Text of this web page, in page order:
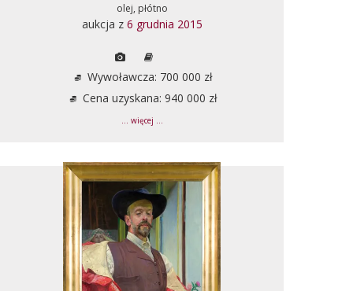
olej, płótno
aukcja z 6 grudnia 2015
Wywoławcza: 700 000 zł
Cena uzyskana: 940 000 zł
... więcej ...